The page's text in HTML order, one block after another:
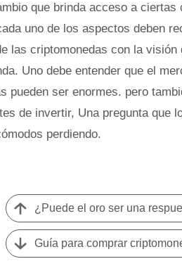
que brinda acceso a
uno de los aspectos deben
las criptomonedas con la
Uno debe entender que el
pueden ser enormes. pero
de invertir, Una pregunta que
perdiendo.
Guía para comprar